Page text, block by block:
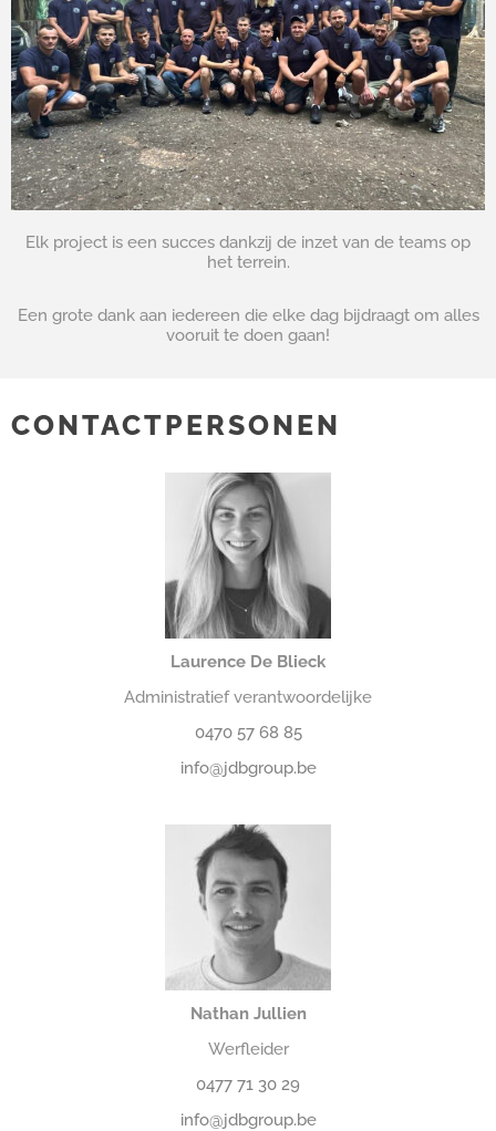
Elk project is een succes dankzij de inzet van de teams op
het terrein.
Een grote dank aan iedereen die elke dag bijdraagt om alles
vooruit te doen gaan!
CONTACTPERSONEN
Laurence De Blieck
Administratief verantwoordelijke
0470 57 68 85
info@jdbgroup.be
Nathan Jullien
Werfleider
0477 71 30 29
info@jdbgroup.be